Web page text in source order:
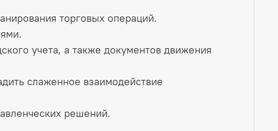
торговых операций.
учета, а также документов движения
слаженное взаимодействие
решений.